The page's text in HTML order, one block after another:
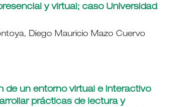
y virtual; caso Universidad
Diego Mauricio Mazo Cuervo
de un entorno virtual e interactivo
prácticas de lectura y